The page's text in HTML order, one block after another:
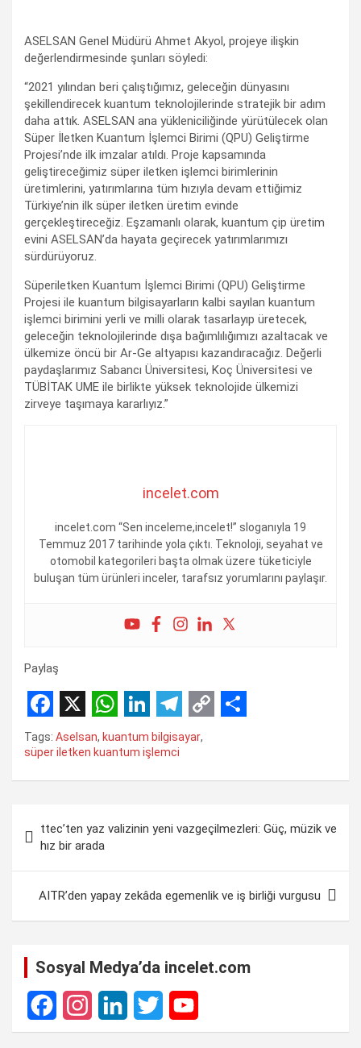
ASELSAN Genel Müdürü Ahmet Akyol, projeye ilişkin
değerlendirmesinde şunları söyledi:
“2021 yılından beri çalıştığımız, geleceğin dünyasını
şekillendirecek kuantum teknolojilerinde stratejik bir adım
daha attık. ASELSAN ana yükleniciliğinde yürütülecek olan
Süper İletken Kuantum İşlemci Birimi (QPU) Geliştirme
Projesi’nde ilk imzalar atıldı. Proje kapsamında
geliştireceğimiz süper iletken işlemci birimlerinin
üretimlerini, yatırımlarına tüm hızıyla devam ettiğimiz
Türkiye’nin ilk süper iletken üretim evinde
gerçekleştireceğiz. Eşzamanlı olarak, kuantum çip üretim
evini ASELSAN’da hayata geçirecek yatırımlarımızı
sürdürüyoruz.
Süperiletken Kuantum İşlemci Birimi (QPU) Geliştirme
Projesi ile kuantum bilgisayarların kalbi sayılan kuantum
işlemci birimini yerli ve milli olarak tasarlayıp üretecek,
geleceğin teknolojilerinde dışa bağımlılığımızı azaltacak ve
ülkemize öncü bir Ar-Ge altyapısı kazandıracağız. Değerli
paydaşlarımız Sabancı Üniversitesi, Koç Üniversitesi ve
TÜBİTAK UME ile birlikte yüksek teknolojide ülkemizi
zirveye taşımaya kararlıyız.”
incelet.com
incelet.com “Sen inceleme,incelet!” sloganıyla 19
Temmuz 2017 tarihinde yola çıktı. Teknoloji, seyahat ve
otomobil kategorileri başta olmak üzere tüketiciyle
buluşan tüm ürünleri inceler, tarafsız yorumlarını paylaşır.
Paylaş
F
a
c
b
o
k
X W
h
a
s
A
p
L
i
n
e
n
T
e
l
g
m
C
p
L
k
a
e
Tags: Aselsan, kuantum bilgisayar,
süper iletken kuantum işlemci
gezinmesi
ttec’ten yaz valizinin yeni vazgeçilmezleri: Güç, müzik ve
hız bir arada
AITR’den yapay zekâda egemenlik ve iş birliği vurgusu
Sosyal Medya’da incelet.com
F I L T Y